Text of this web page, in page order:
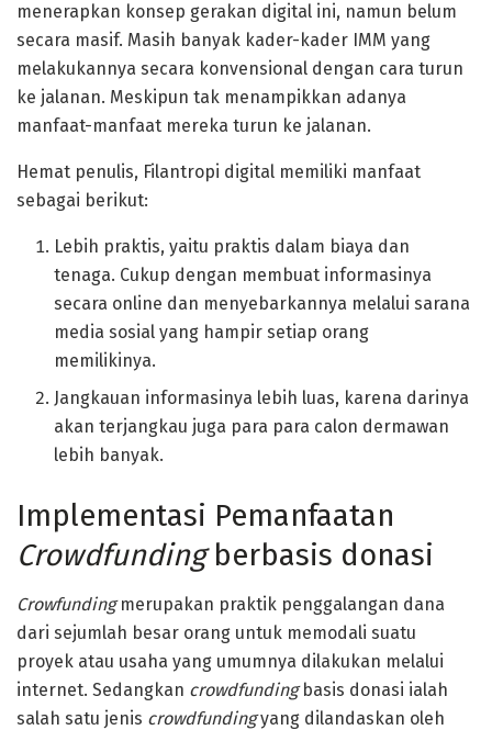
menerapkan konsep gerakan digital ini, namun belum
secara masif. Masih banyak kader-kader IMM yang
melakukannya secara konvensional dengan cara turun
ke jalanan. Meskipun tak menampikkan adanya
manfaat-manfaat mereka turun ke jalanan.
Hemat penulis, Filantropi digital memiliki manfaat
sebagai berikut:
Lebih praktis, yaitu praktis dalam biaya dan
tenaga. Cukup dengan membuat informasinya
secara online dan menyebarkannya melalui sarana
media sosial yang hampir setiap orang
memilikinya.
Jangkauan informasinya lebih luas, karena darinya
akan terjangkau juga para para calon dermawan
lebih banyak.
Implementasi Pemanfaatan
Crowdfundingberbasis donasi
Crowfundingmerupakan praktik penggalangan dana
dari sejumlah besar orang untuk memodali suatu
proyek atau usaha yang umumnya dilakukan melalui
internet. Sedangkan crowdfundingbasis donasi ialah
salah satu jenis crowdfundingyang dilandaskan oleh